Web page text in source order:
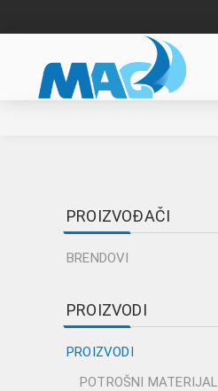
PROIZVOĐAČI
BRENDOVI
PROIZVODI
PROIZVODI
POTROŠNI MATERIJAL